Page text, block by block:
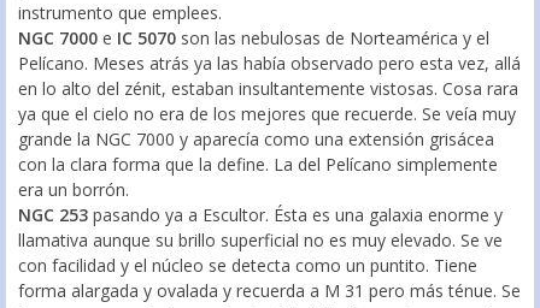
instrumento que emplees.
NGC 7000 e IC 5070 son las nebulosas de Norteamérica y el
Pelícano. Meses atrás ya las había observado pero esta vez, allá
en lo alto del zénit, estaban insultantemente vistosas. Cosa rara
ya que el cielo no era de los mejores que recuerde. Se veía muy
grande la NGC 7000 y aparecía como una extensión grisácea
con la clara forma que la define. La del Pelícano simplemente
era un borrón.
NGC 253 pasando ya a Escultor. Ésta es una galaxia enorme y
llamativa aunque su brillo superficial no es muy elevado. Se ve
con facilidad y el núcleo se detecta como un puntito. Tiene
forma alargada y ovalada y recuerda a M 31 pero más ténue. Se